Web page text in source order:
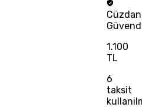
1.100
TL
6
taksit